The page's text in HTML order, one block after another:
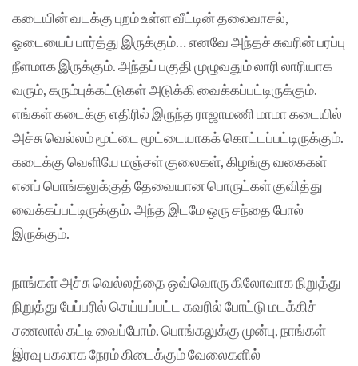
கடையின் வடக்கு புறம் உள்ள வீட்டின் தலைவாசல்,
ஓடையைப் பார்த்து இருக்கும்… எனவே அந்தச் சுவரின் பரப்பு
நீளமாக இருக்கும். அந்தப் பகுதி முழுவதும் லாரி லாரியாக
வரும், கரும்புக்கட்டுகள் அடுக்கி வைக்கப்பட்டிருக்கும்.
எங்கள் கடைக்கு எதிரில் இருந்த ராஜாமணி மாமா கடையில்
அச்சு வெல்லம் மூட்டை மூட்டையாகக் கொட்டப்பட்டிருக்கும்.
கடைக்கு வெளியே மஞ்சள் குலைகள், கிழங்கு வகைகள்
எனப் பொங்கலுக்குத் தேவையான பொருட்கள் குவித்து
வைக்கப்பட்டிருக்கும். அந்த இடமே ஒரு சந்தை போல்
இருக்கும்.
நாங்கள் அச்சு வெல்லத்தை ஒவ்வொரு கிலோவாக நிறுத்து
நிறுத்து பேப்பரில் செய்யப்பட்ட கவரில் போட்டு மடக்கிச்
சணலால் கட்டி வைப்போம். பொங்கலுக்கு முன்பு, நாங்கள்
இரவு பகலாக நேரம் கிடைக்கும் வேலைகளில்